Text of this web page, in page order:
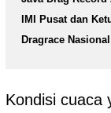
IMI Pusat dan
Dragrace Nasional
Kondisi cuaca